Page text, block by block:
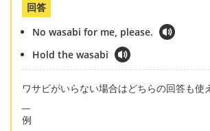
回答
No wasabi for me, please.
Hold the wasabi
ワサビがいらない場合はどちらの回答も使
例